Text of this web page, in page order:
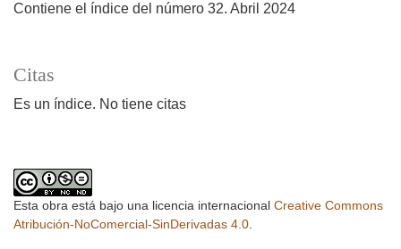
Contiene el índice del número 32. Abril 2024
Citas
Es un índice. No tiene citas
Esta obra está bajo una licencia internacional Creative Commons
Atribución-NoComercial-SinDerivadas 4.0.